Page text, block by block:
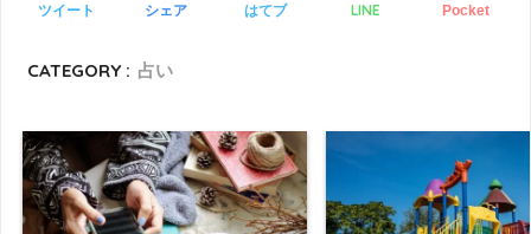
ツイート シェア はてブ LINE Pocket
CATEGORY : 占い